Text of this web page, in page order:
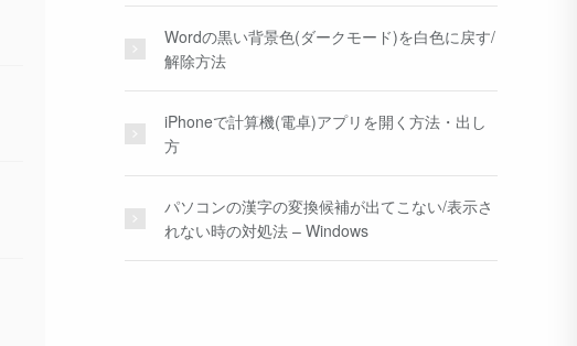
Wordの黒い背景色(ダークモード)を白色に戻す/
解除方法
iPhoneで計算機(電卓)アプリを開く方法・出し
方
パソコンの漢字の変換候補が出てこない/表示さ
れない時の対処法 – Windows